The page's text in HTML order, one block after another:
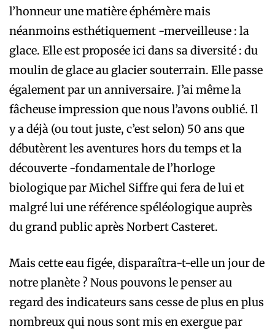
l’honneur une matière éphémère mais
néanmoins esthétiquement -merveilleuse : la
glace. Elle est proposée ici dans sa diversité : du
moulin de glace au glacier souterrain. Elle passe
également par un anniversaire. J’ai même la
fâcheuse impression que nous l’avons oublié. Il
y a déjà (ou tout juste, c’est selon) 50 ans que
débutèrent les aventures hors du temps et la
découverte -fondamentale de l’horloge
biologique par Michel Siffre qui fera de lui et
malgré lui une référence spéléologique auprès
du grand public après Norbert Casteret.
Mais cette eau figée, disparaîtra-t-elle un jour de
notre planète ? Nous pouvons le penser au
regard des indicateurs sans cesse de plus en plus
nombreux qui nous sont mis en exergue par